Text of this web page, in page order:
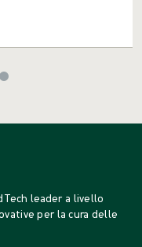
leader a livello
per la cura delle